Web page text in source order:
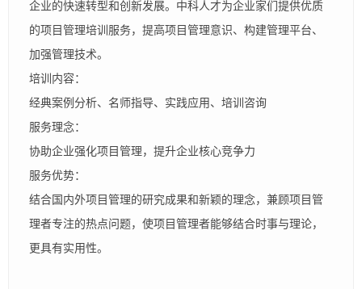
企业的快速转型和创新发展。中科人才为企业家们提供优质
的项目管理培训服务，提高项目管理意识、构建管理平台、
加强管理技术。
培训内容：
经典案例分析、名师指导、实践应用、培训咨询
服务理念：
协助企业强化项目管理，提升企业核心竞争力
服务优势：
结合国内外项目管理的研究成果和新颖的理念，兼顾项目管
理者专注的热点问题，使项目管理者能够结合时事与理论，
更具有实用性。